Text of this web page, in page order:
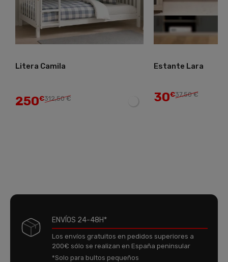
Litera Camila
250€312,50 €
Estante Lara
30€37,50 €
ENVÍOS 24-48H*
Los envíos gratuitos en pedidos superiores a
200€ sólo se realizan en España peninsular
*Solo para bultos pequeños